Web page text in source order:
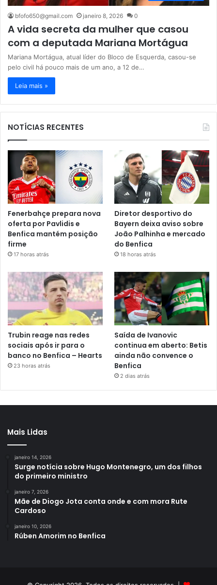
bfofo650@gmail.com janeiro 8, 2026 0
A vida secreta da mulher que casou
com a deputada Mariana Mortágua
Mariana Mortágua, atual líder do Bloco de Esquerda, casou-se
pelo civil há pouco mais de um ano, a 12 de…
Leia mais »
NOTÍCIAS RECENTES
Fenerbahçe prepara nova
oferta por Pavlidis e
Benfica mantém posição
firme
17 horas atrás
Diretor desportivo do
Bayern deixa aviso sobre
João Palhinha e mercado
do Benfica
18 horas atrás
Trubin reage nas redes
sociais após ir para o
banco no Benfica – Hearts
23 horas atrás
Saída de Ivanovic
continua em aberto: Betis
ainda não convence o
Benfica
2 dias atrás
Mais Lidas
janeiro 14, 2026
Surge notícia sobre Hugo Montenegro, um dos filhos
do primeiro ministro
janeiro 7, 2026
Mãe de Diogo Jota conta onde e com mora Rute
Cardoso
janeiro 10, 2026
Rúben Amorim no Benfica